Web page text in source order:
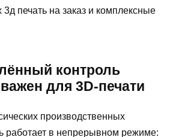
печать на заказ и комплексные
контроль
для 3D-печати
производственных
работает в непрерывном режиме: